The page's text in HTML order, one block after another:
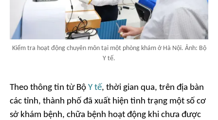
Kiểm tra hoạt động chuyên môn tại một phòng khám ở Hà Nội. Ảnh: Bộ
Y tế.
Theo thông tin từ Bộ Y tế, thời gian qua, trên địa bàn
các tỉnh, thành phố đã xuất hiện tình trạng một số cơ
sở khám bệnh, chữa bệnh hoạt động khi chưa được